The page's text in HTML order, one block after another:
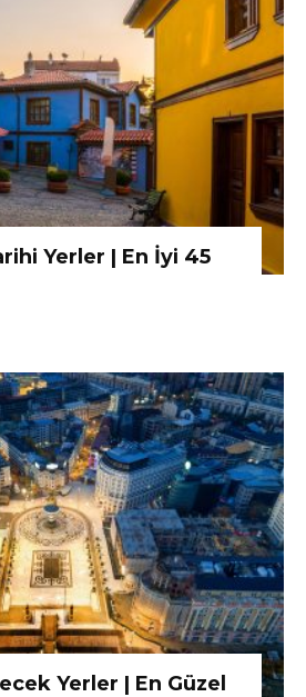
Yerler | En İyi 45
Yerler | En Güzel